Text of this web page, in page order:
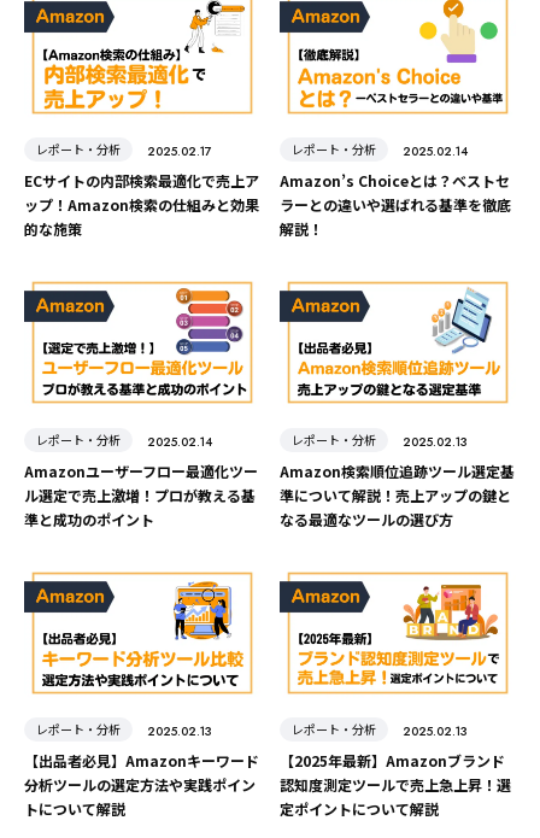
レポート・分析 2025.02.17
ECサイトの内部検索最適化で売上ア
ップ！Amazon検索の仕組みと効果
的な施策
レポート・分析 2025.02.14
Amazon’s Choiceとは？ベストセ
ラーとの違いや選ばれる基準を徹底
解説！
レポート・分析 2025.02.14
Amazonユーザーフロー最適化ツー
ル選定で売上激増！プロが教える基
準と成功のポイント
レポート・分析 2025.02.13
Amazon検索順位追跡ツール選定基
準について解説！売上アップの鍵と
なる最適なツールの選び方
レポート・分析 2025.02.13
【出品者必見】Amazonキーワード
分析ツールの選定方法や実践ポイン
トについて解説
レポート・分析 2025.02.13
【2025年最新】Amazonブランド
認知度測定ツールで売上急上昇！選
定ポイントについて解説